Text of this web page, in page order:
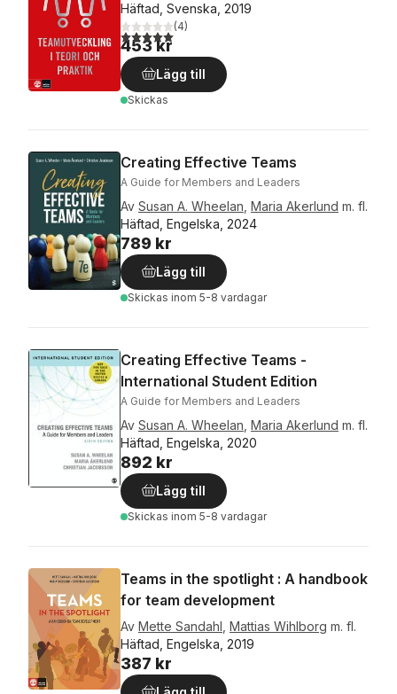
Häftad, Svenska, 2019
5,0utav 5 stjärnor. Totalt antal röster:
(4)
453 kr
Lägg till
Skickas
Creating Effective Teams
A Guide for Members and Leaders
Av Susan A. Wheelan Maria Akerlund m. fl.
Häftad, Engelska, 2024
789 kr
Lägg till
Skickas inom 5-8 vardagar
Creating Effective Teams -
International Student Edition
A Guide for Members and Leaders
Av Susan A. Wheelan Maria Akerlund m. fl.
Häftad, Engelska, 2020
892 kr
Lägg till
Skickas inom 5-8 vardagar
Teams in the spotlight : A handbook
for team development
Av Mette Sandahl Mattias Wihlborg m. fl.
Häftad, Engelska, 2019
387 kr